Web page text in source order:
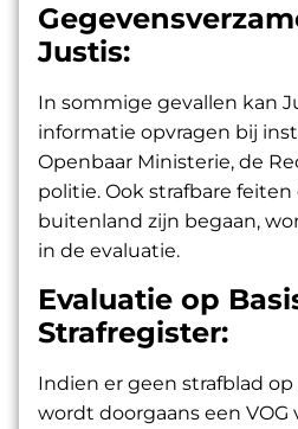
Justis:
In sommige gevallen kan
informatie opvragen bij
Openbaar Ministerie, de
politie. Ook strafbare
buitenland zijn begaan,
in de evaluatie.
Evaluatie op
Strafregister:
Indien er geen strafblad
wordt doorgaans een VOG